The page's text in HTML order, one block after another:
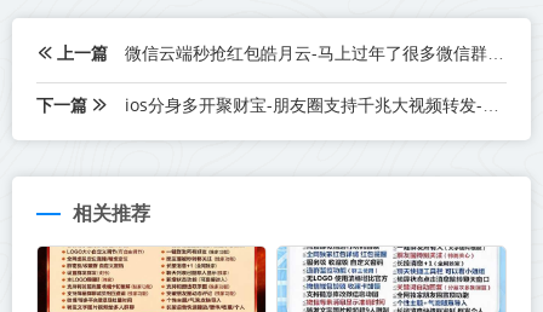
上一篇 微信云端秒抢红包皓月云-马上过年了很多微信群都慢慢开始发红包了
下一篇 ios分身多开聚财宝-朋友圈支持千兆大视频转发-苹果版本聚财宝官网
相关推荐